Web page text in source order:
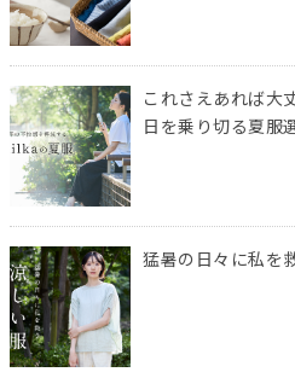
これさえあれば大
日を乗り切る夏服
猛暑の日々に私を